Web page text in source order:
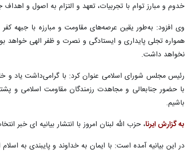
خدوم‌ و مبارز توام با تجربیات، تعهد و التزام به اصول و
وی افزود: به‌طور یقین عرصه‌های مقاومت و مبارزه با جبهه
همواره تجلی پایداری و ایستادگی و نصرت و ظفر الهی خواهد
نخواهد داشت.
رئیس مجلس شورای اسلامی عنوان کرد: با گرامی‌داشت یاد و
با حضور جنابعالی و مجاهدت رزمندگان مقاومت اسلامی و
باشیم.
به گزارش ایرنا، حزب الله لبنان امروز با انتشار بیانیه ای خبر
در این بیانیه آمده است: با ایمان به خداوند و پایبندی به